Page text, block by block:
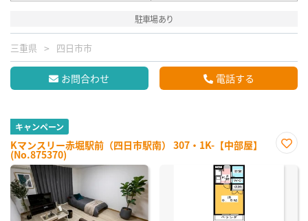
駐車場あり
三重県 四日市市
お問合わせ 電話する
キャンペーン
Kマンスリー赤堀駅前（四日市駅南） 307・1K-【中部屋】
(No.875370)
に入